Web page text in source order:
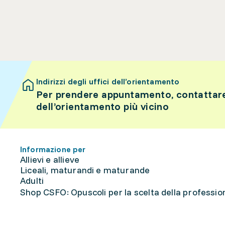
Indirizzi degli uffici dell’orientamento
Per prendere appuntamento,
dell’orientamento più vicino
Informazione per
Allievi e allieve
Liceali, maturandi e maturande
Adulti
Shop CSFO: Opuscoli per la scelta della